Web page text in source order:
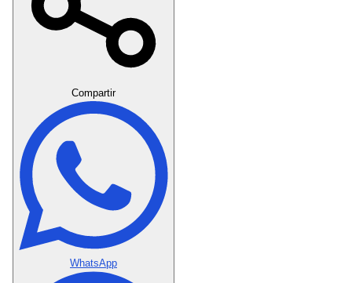
Compartir
WhatsApp